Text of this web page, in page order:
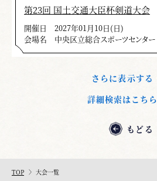
第23回 国土交通大臣杯剣道大会
開催日
2027年01月10日(日)
会場名
中央区立総合スポーツセンター
さらに表示する
詳細検索はこちら
もどる
TOP 大会一覧